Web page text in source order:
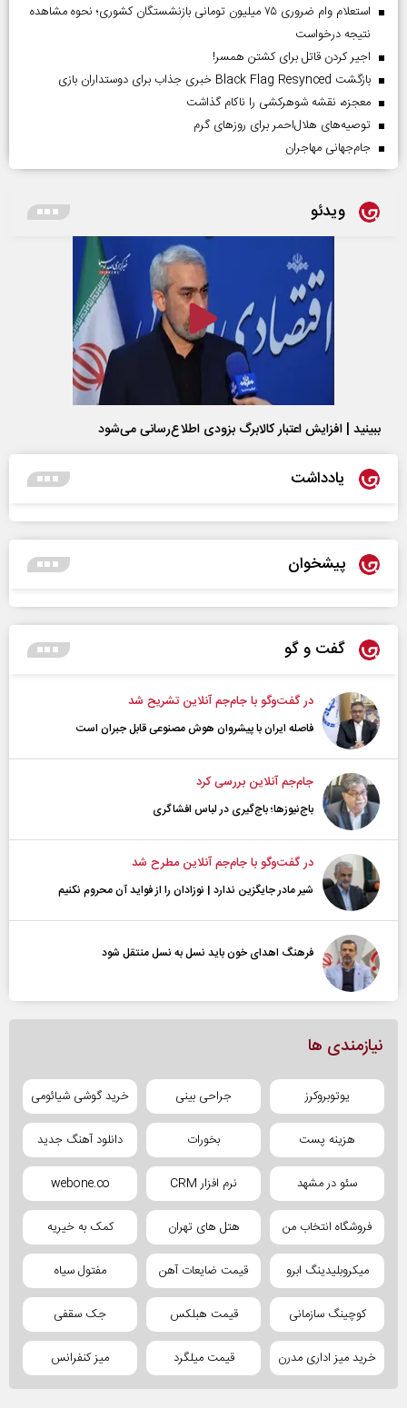
استعلام وام ضروری ۷۵ میلیون تومانی بازنشستگان کشوری؛ نحوه مشاهده
نتیجه درخواست
اجیر کردن قاتل برای کشتن همسر!
بازگشت Black Flag Resynced خبری جذاب برای دوستداران بازی
معجزه، نقشه شوهرکشی را ناکام گذاشت
توصیه‌های هلال‌احمر برای روز‌های گرم
جام‌جهانی مهاجران
ویدئو
ببینید | افزایش اعتبار کالابرگ بزودی اطلاع‌رسانی می‌شود
یادداشت
پیشخوان
گفت و گو
در گفت‌و‌گو با جام‌جم آنلاین تشریح شد
فاصله ایران با پیشرو‌ان هوش مصنوعی قابل جبران است
جام‌جم آنلاین بررسی کرد
باج‌نیوزها؛ باج‌گیری در لباس افشاگری
در گفت‌و‌گو با جام‌جم آنلاین مطرح شد
شیر مادر جایگزین ندارد | نوزادان را از فواید آن محروم نکنیم
فرهنگ اهدای خون باید نسل به نسل منتقل شود
نیازمندی ها
یوتوبروکرز جراحی بینی خرید گوشی شیائومی
هزینه پست بخورات دانلود آهنگ جدید
سئو در مشهد نرم افزار CRM webone.co
فروشگاه انتخاب من هتل های تهران کمک به خیریه
میکروبلیدینگ ابرو قیمت ضایعات آهن مفتول سیاه
کوچینگ سازمانی قیمت هبلکس جک سقفی
خرید میز اداری مدرن قیمت میلگرد میز کنفرانس